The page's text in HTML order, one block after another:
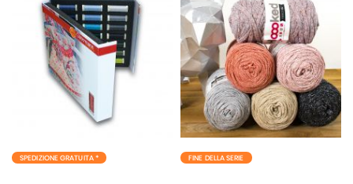
SPEDIZIONE GRATUITA * FINE DELLA SERIE